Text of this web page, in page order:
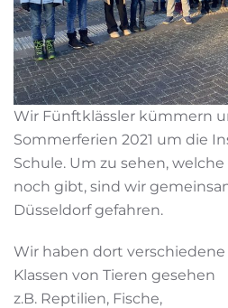
Wir Fünftklässler kümmern
Sommerferien 2021 um die
Schule. Um zu sehen,
noch gibt, sind wir
Düsseldorf gefahren.
Wir haben dort verschiedene
Klassen von Tieren gesehen
z.B. Reptilien, Fische,